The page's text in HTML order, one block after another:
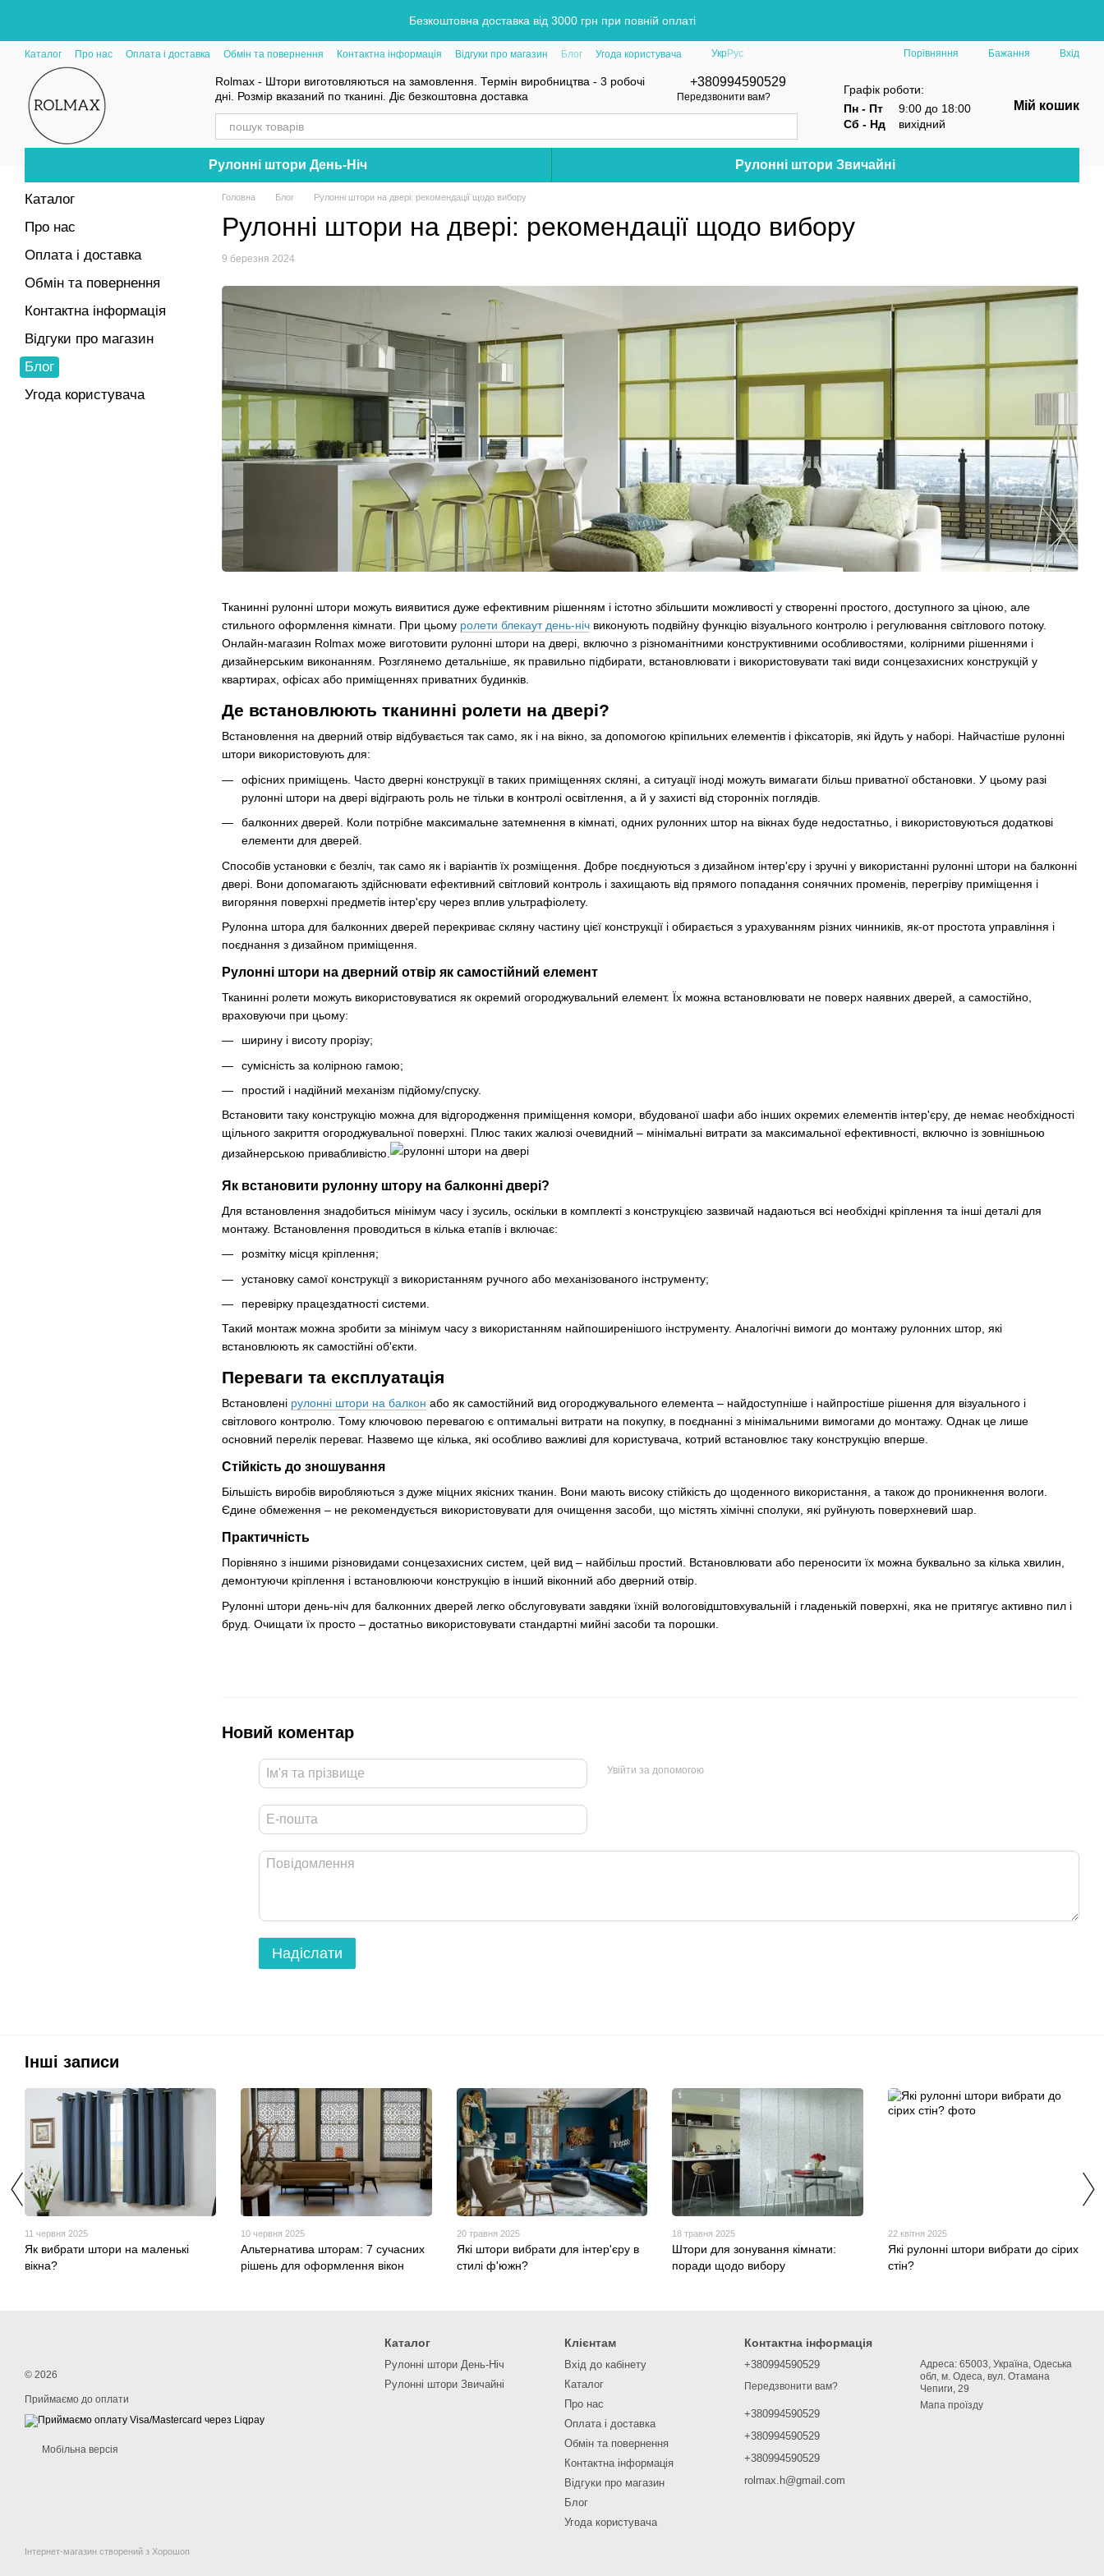
Безкоштовна доставка від 3000 грн при повній оплаті
Каталог Про нас Оплата і доставка Обмін та повернення Контактна інформація Відгуки про магазин Блог Угода користувача УкрРус Порівняння Бажання Вхід
Rolmax - Штори виготовляються на замовлення. Термін виробництва - 3 робочі
дні. Розмір вказаний по тканині. Діє безкоштовна доставка
+380994590529
Передзвонити вам?
Графік роботи:
Пн - Пт
9:00 до 18:00
Сб - Нд
вихідний
Мій кошик
Рулонні штори День-Ніч Рулонні штори Звичайні
Головна Блог Рулонні штори на двері: рекомендації щодо вибору
Рулонні штори на двері: рекомендації щодо вибору
9 березня 2024
Тканинні рулонні штори можуть виявитися дуже ефективним рішенням і істотно збільшити можливості у створенні простого, доступного за ціною, але
стильного оформлення кімнати. При цьому ролети блекаут день-ніч виконують подвійну функцію візуального контролю і регулювання світлового потоку.
Онлайн-магазин Rolmax може виготовити рулонні штори на двері, включно з різноманітними конструктивними особливостями, колірними рішеннями і
дизайнерським виконанням. Розглянемо детальніше, як правильно підбирати, встановлювати і використовувати такі види сонцезахисних конструкцій у
квартирах, офісах або приміщеннях приватних будинків.
Де встановлюють тканинні ролети на двері?
Встановлення на дверний отвір відбувається так само, як і на вікно, за допомогою кріпильних елементів і фіксаторів, які йдуть у наборі. Найчастіше рулонні
штори використовують для:
офісних приміщень. Часто дверні конструкції в таких приміщеннях скляні, а ситуації іноді можуть вимагати більш приватної обстановки. У цьому разі
рулонні штори на двері відіграють роль не тільки в контролі освітлення, а й у захисті від сторонніх поглядів.
балконних дверей. Коли потрібне максимальне затемнення в кімнаті, одних рулонних штор на вікнах буде недостатньо, і використовуються додаткові
елементи для дверей.
Способів установки є безліч, так само як і варіантів їх розміщення. Добре поєднуються з дизайном інтер'єру і зручні у використанні рулонні штори на балконні
двері. Вони допомагають здійснювати ефективний світловий контроль і захищають від прямого попадання сонячних променів, перегріву приміщення і
вигоряння поверхні предметів інтер'єру через вплив ультрафіолету.
Рулонна штора для балконних дверей перекриває скляну частину цієї конструкції і обирається з урахуванням різних чинників, як-от простота управління і
поєднання з дизайном приміщення.
Рулонні штори на дверний отвір як самостійний елемент
Тканинні ролети можуть використовуватися як окремий огороджувальний елемент. Їх можна встановлювати не поверх наявних дверей, а самостійно,
враховуючи при цьому:
ширину і висоту прорізу;
сумісність за колірною гамою;
простий і надійний механізм підйому/спуску.
Встановити таку конструкцію можна для відгородження приміщення комори, вбудованої шафи або інших окремих елементів інтер'єру, де немає необхідності
щільного закриття огороджувальної поверхні. Плюс таких жалюзі очевидний – мінімальні витрати за максимальної ефективності, включно із зовнішньою
дизайнерською привабливістю.
Як встановити рулонну штору на балконні двері?
Для встановлення знадобиться мінімум часу і зусиль, оскільки в комплекті з конструкцією зазвичай надаються всі необхідні кріплення та інші деталі для
монтажу. Встановлення проводиться в кілька етапів і включає:
розмітку місця кріплення;
установку самої конструкції з використанням ручного або механізованого інструменту;
перевірку працездатності системи.
Такий монтаж можна зробити за мінімум часу з використанням найпоширенішого інструменту. Аналогічні вимоги до монтажу рулонних штор, які
встановлюють як самостійні об'єкти.
Переваги та експлуатація
Встановлені рулонні штори на балкон або як самостійний вид огороджувального елемента – найдоступніше і найпростіше рішення для візуального і
світлового контролю. Тому ключовою перевагою є оптимальні витрати на покупку, в поєднанні з мінімальними вимогами до монтажу. Однак це лише
основний перелік переваг. Назвемо ще кілька, які особливо важливі для користувача, котрий встановлює таку конструкцію вперше.
Стійкість до зношування
Більшість виробів виробляються з дуже міцних якісних тканин. Вони мають високу стійкість до щоденного використання, а також до проникнення вологи.
Єдине обмеження – не рекомендується використовувати для очищення засоби, що містять хімічні сполуки, які руйнують поверхневий шар.
Практичність
Порівняно з іншими різновидами сонцезахисних систем, цей вид – найбільш простий. Встановлювати або переносити їх можна буквально за кілька хвилин,
демонтуючи кріплення і встановлюючи конструкцію в інший віконний або дверний отвір.
Рулонні штори день-ніч для балконних дверей легко обслуговувати завдяки їхній вологовідштовхувальній і гладенькій поверхні, яка не притягує активно пил і
бруд. Очищати їх просто – достатньо використовувати стандартні мийні засоби та порошки.
Новий коментар
Увійти за допомогою
Надіслати
Каталог
Про нас
Оплата і доставка
Обмін та повернення
Контактна інформація
Відгуки про магазин
Блог
Угода користувача
Інші записи
11 червня 2025
Як вибрати штори на маленькі
вікна?
10 червня 2025
Альтернатива шторам: 7 сучасних
рішень для оформлення вікон
20 травня 2025
Які штори вибрати для інтер'єру в
стилі ф'южн?
18 травня 2025
Штори для зонування кімнати:
поради щодо вибору
22 квітня 2025
Які рулонні штори вибрати до сірих
стін?
© 2026
Приймаємо до оплати
Мобільна версія
Інтернет-магазин створений з Хорошоп
Каталог
Рулонні штори День-Ніч
Рулонні штори Звичайні
Клієнтам
Вхід до кабінету
Каталог
Про нас
Оплата і доставка
Обмін та повернення
Контактна інформація
Відгуки про магазин
Блог
Угода користувача
Контактна інформація
+380994590529
Передзвонити вам?
+380994590529
+380994590529
+380994590529
rolmax.h@gmail.com
Адреса: 65003, Україна, Одеська
обл, м. Одеса, вул. Отамана
Чепиги, 29
Мапа проїзду